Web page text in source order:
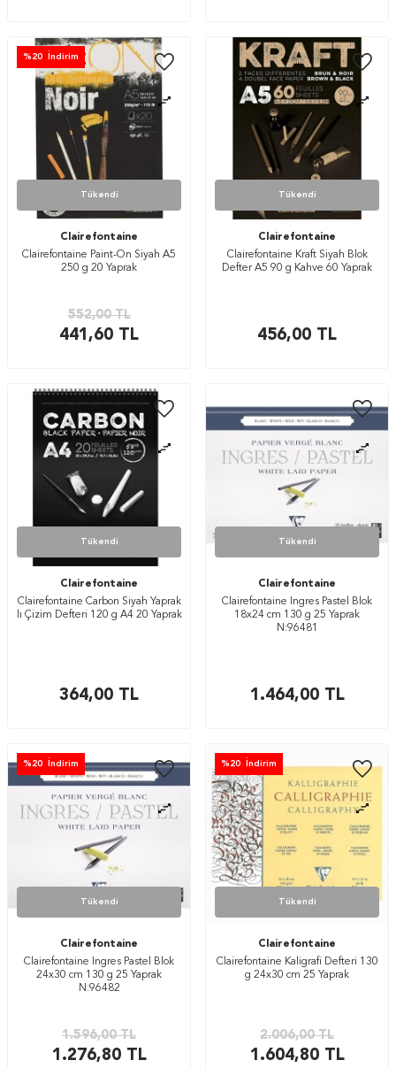
% 20 İndirim
Tükendi
Clairefontaine
Clairefontaine Paint-On Siyah A5
250 g 20 Yaprak
552,00TL
441,60 TL
Tükendi
Clairefontaine
Clairefontaine Kraft Siyah Blok
Defter A5 90 g Kahve 60 Yaprak
456,00 TL
Tükendi
Clairefontaine
Clairefontaine Carbon Siyah Yaprak
lı Çizim Defteri 120 g A4 20 Yaprak
364,00 TL
Tükendi
Clairefontaine
Clairefontaine Ingres Pastel Blok
18x24 cm 130 g 25 Yaprak
N:96481
1.464,00TL
% 20 İndirim
Tükendi
Clairefontaine
Clairefontaine Ingres Pastel Blok
24x30 cm 130 g 25 Yaprak
N:96482
1.596,00TL
1.276,80TL
% 20 İndirim
Tükendi
Clairefontaine
Clairefontaine Kaligrafi Defteri 130
g 24x30 cm 25 Yaprak
2.006,00TL
1.604,80TL